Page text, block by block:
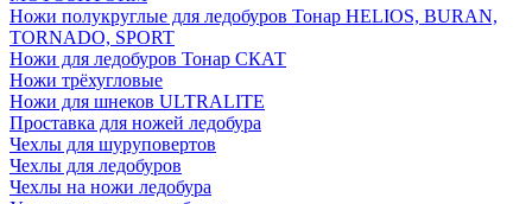
Ножи полукруглые для ледобуров Тонар HELIOS, BURAN,
TORNADO, SPORT
Ножи для ледобуров Тонар СКАТ
Ножи трёхугловые
Ножи для шнеков ULTRALITE
Проставка для ножей ледобура
Чехлы для шуруповертов
Чехлы для ледобуров
Чехлы на ножи ледобура